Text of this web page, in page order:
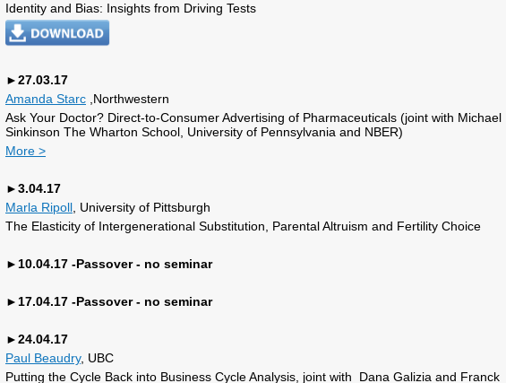
Identity and Bias: Insights from Driving Tests
►27.03.17
Amanda Starc ,Northwestern
Ask Your Doctor? Direct-to-Consumer Advertising of Pharmaceuticals (joint with Michael
Sinkinson The Wharton School, University of Pennsylvania and NBER)
More >
►3.04.17
​Marla Ripoll , University of Pittsburgh
The Elasticity of Intergenerational Substitution, Parental Altruism and Fertility Choice
►10.04.17 -Passover - no seminar
►17.04.17 -Passover - no seminar
►24.04.17
Paul Beaudry, UBC
Putting the Cycle Back into Business Cycle Analysis, joint with Dana Galizia and Franck